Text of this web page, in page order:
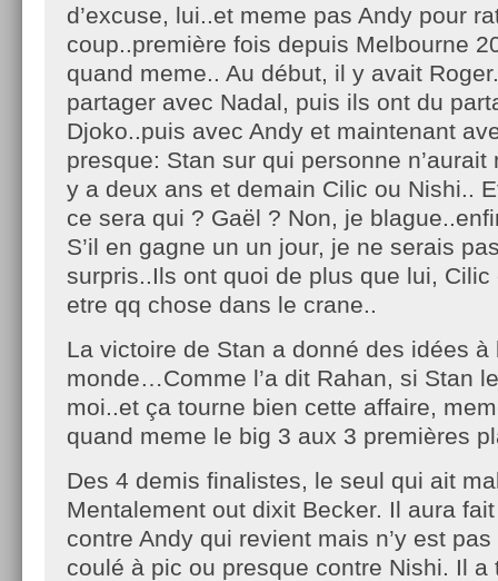
d’excuse, lui..et meme pas Andy pour
coup..première fois depuis Melbourne
quand meme.. Au début, il y avait
partager avec Nadal, puis ils ont du
Djoko..puis avec Andy et maintenant
presque: Stan sur qui personne
y a deux ans et demain Cilic ou Nishi..
ce sera qui ? Gaël ? Non, je
S’il en gagne un un jour, je ne serais
surpris..Ils ont quoi de plus que lui, Cilic
etre qq chose dans le crane..
La victoire de Stan a donné des idées à
monde…Comme l’a dit Rahan, si Stan
moi..et ça tourne bien cette affaire,
quand meme le big 3 aux 3 premières
Des 4 demis finalistes, le seul qui ait
Mentalement out dixit Becker. Il aura
contre Andy qui revient mais n’y est
coulé à pic ou presque contre Nishi. Il a